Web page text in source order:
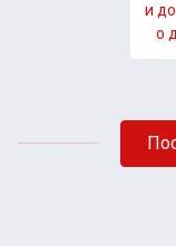
и
о